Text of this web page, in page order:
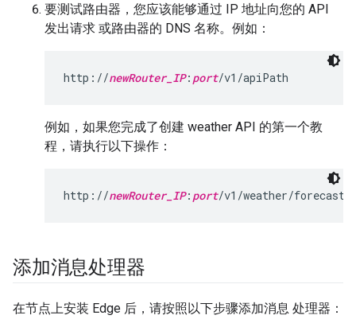
要测试路由器，您应该能够通过 IP 地址向您的 API
发出请求 或路由器的 DNS 名称。例如：
http://newRouter_IP: port/v1/apiPath
例如，如果您完成了创建 weather API 的第一个教
程，请执行以下操作：
http://newRouter_IP: port/v1/weather/
添加消息处理器
在节点上安装 Edge 后，请按照以下步骤添加消息 处理器：